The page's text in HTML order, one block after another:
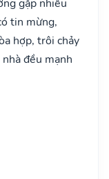
gặp nhiều
tin mừng,
hợp, trôi chảy
đều mạnh